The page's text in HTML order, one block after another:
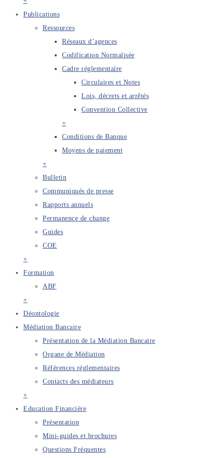
Publications
Ressources
Réseaux d’agences
Codification Normalisée
Cadre réglementaire
Circulaires et Notes
Lois, décrets et arrêtés
Convention Collective
+
Conditions de Banque
Moyens de paiement
+
Bulletin
Communiqués de presse
Rapports annuels
Permanence de change
Guides
COE
+
Formation
ABF
+
Déontologie
Médiation Bancaire
Présentation de la Médiation Bancaire
Organe de Médiation
Références réglementaires
Contacts des médiateurs
+
Education Financière
Présentation
Mini-guides et brochures
Questions Fréquentes